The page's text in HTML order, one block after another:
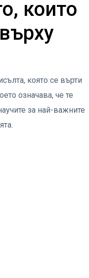
които
която се върти
означава, че те
за най-важните